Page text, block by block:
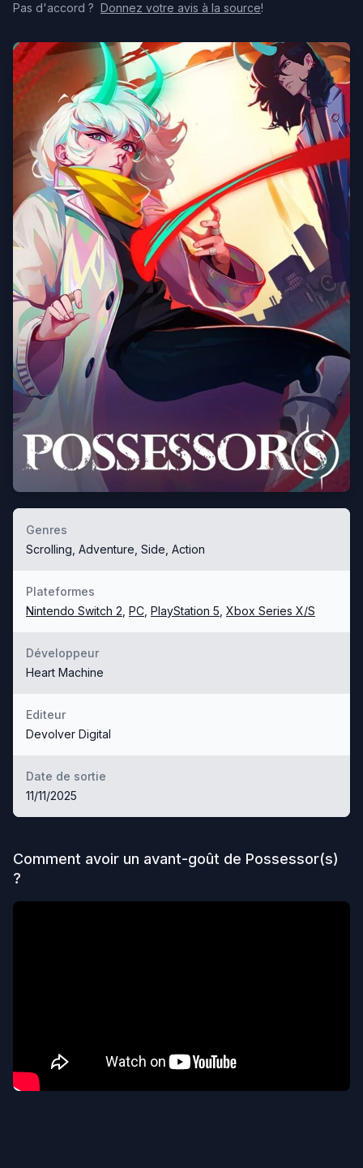
Pas d'accord ? Donnez votre avis à la source!
Genres
Scrolling, Adventure, Side, Action
Plateformes
Nintendo Switch 2 PC PlayStation 5 Xbox Series X/S
Développeur
Heart Machine
Editeur
Devolver Digital
Date de sortie
11/11/2025
Comment avoir un avant-goût de Possessor(s)
?